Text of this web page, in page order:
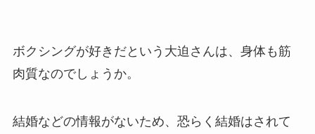
ボクシングが好きだという大迫さんは、身体も筋
肉質なのでしょうか。
結婚などの情報がないため、恐らく結婚はされて